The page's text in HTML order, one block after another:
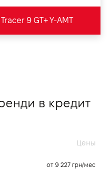
9 GT+ Y-AMT
в кредит
Цены
от 9 227 грн/мес